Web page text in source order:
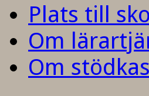
Plats till
Om
Om